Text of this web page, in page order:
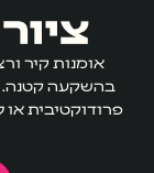
אומנות קיר
בהשקעה קטנה.
פרודוקטיבית